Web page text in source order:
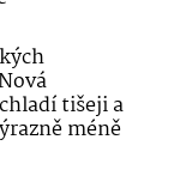
tišeji a
méně